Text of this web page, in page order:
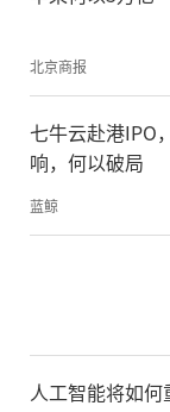
北京商报
七牛云赴港
响，何以破局
蓝鲸
人工智能将如何